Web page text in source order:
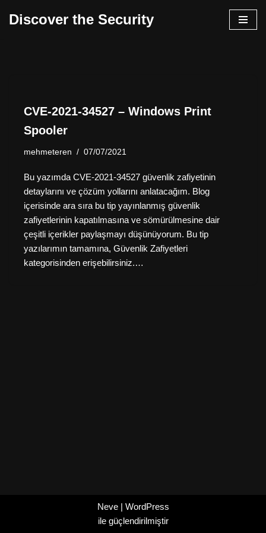
Discover the Security
CVE-2021-34527 – Windows Print
Spooler
mehmeteren 07/07/2021
Bu yazımda CVE-2021-34527 güvenlik zafiyetinin
detaylarını ve çözüm yollarını anlatacağım. Blog
içerisinde ara sıra bu tip yayınlanmış güvenlik
zafiyetlerinin kapatılmasına ve sömürülmesine dair
çeşitli içerikler paylaşmayı düşünüyorum. Bu tip
yazılarımın tamamına, Güvenlik Zafiyetleri
kategorisinden erişebilirsiniz.…
Neve| WordPress
ile güçlendirilmiştir